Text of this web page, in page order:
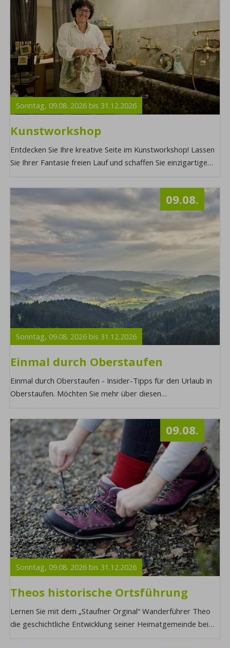
Sonntag,09.08. 2026 bis31.12.2026
Kunstworkshop
Entdecken Sie Ihre kreative Seite im Kunstworkshop! Lassen
Sie Ihrer Fantasie freien Lauf und schaffen Sie einzigartige
Sonntag,09.08. 2026 bis31.12.2026
09.08.
Einmal durch Oberstaufen
Einmal durch Oberstaufen - Insider-Tipps für den Urlaub in
Oberstaufen. Möchten Sie mehr über diesen
Sonntag,09.08. 2026 bis31.12.2026
09.08.
Theos historische Ortsführung
Lernen Sie mit dem „Staufner Orginal“ Wanderführer Theo
die geschichtliche Entwicklung seiner Heimatgemeinde bei